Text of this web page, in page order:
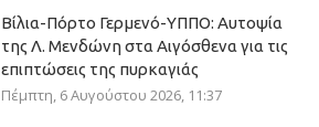
Βίλια-Πόρτο Γερμενό-ΥΠΠΟ: Αυτοψία
της Λ. Μενδώνη στα Αιγόσθενα για τις
επιπτώσεις της πυρκαγιάς
Πέμπτη, 6 Αυγούστου 2026, 11:37